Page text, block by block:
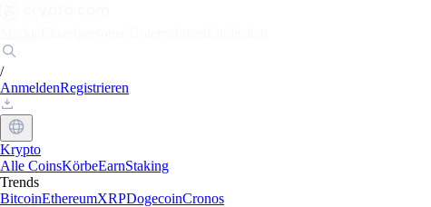
/
AnmeldenRegistrieren
Krypto
Alle CoinsKörbeEarnStaking
Trends
BitcoinEthereumXRPDogecoinCronos